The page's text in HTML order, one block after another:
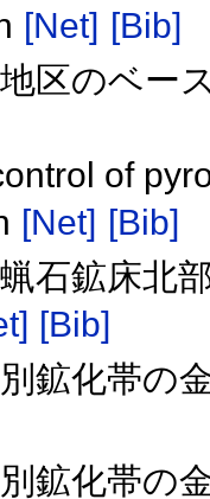
[Net] [Bib]
区のベー
of
[Net] [Bib]
石鉱床北
[Bib]
鉱化帯の
鉱化帯の